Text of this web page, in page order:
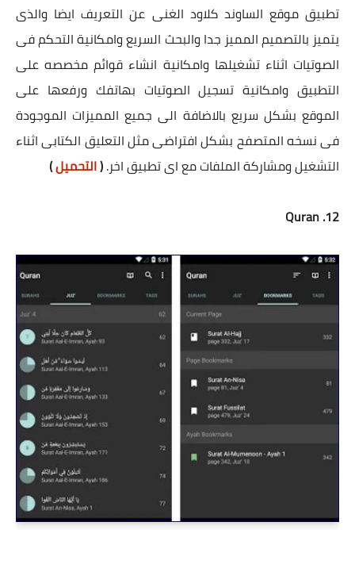
تطبيق موقع الساوند كلاود الغنى عن التعريف ايضا والذى
يتميز بالتصميم المميز جدا والبحث السريع وامكانية التحكم فى
الصوتيات اثناء تشغيلها وامكانية انشاء قوائم مخصصه على
التطبيق وامكانية تسجيل الصوتيات بهاتفك ورفعها على
الموقع بشكل سريع بالاضافة الى جميع المميزات الموجودة
فى نسخه المتصفح بشكل افتراضى مثل التعليق الكتابى اثناء
التشغيل ومشاركة الملفات مع اى تطبيق اخر.(التحميل)
12. Quran